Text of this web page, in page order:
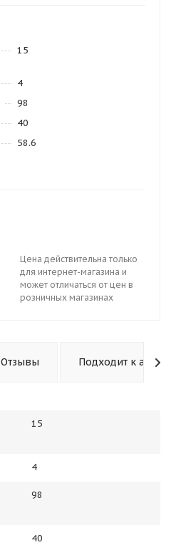
15
4
98
40
58.6
Цена действительна только
для интернет-магазина и
может отличаться от цен в
розничных магазинах
Отзывы Подходит к авто
15
4
98
40